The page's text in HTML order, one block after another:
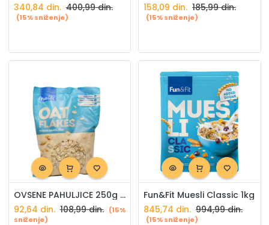
340,84 din. 400,99din.
(15% sniženje)
158,09 din. 185,99din.
(15% sniženje)
OVSENE PAHULJICE 250g FUN AND FIT
92,64 din. 108,99din. (15%
sniženje)
Fun&Fit Muesli Classic 1kg
845,74 din. 994,99din.
(15% sniženje)